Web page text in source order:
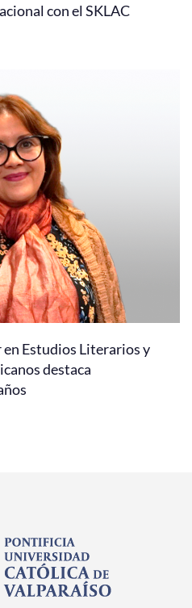
con el SKLAC
Estudios Literarios y
destaca